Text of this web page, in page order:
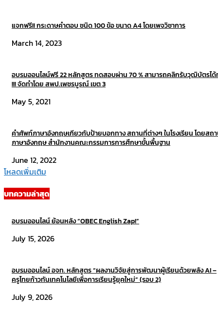
แจกฟรี!! กระดาษคำตอบ ชนิด 100 ข้อ ขนาด A4 โดยเพจวิชาการ
March 14, 2023
อบรมออนไลน์ฟรี 22 หลักสูตร ทดสอบผ่าน 70 % สามารถคลิกรับวุฒิบัตรไ
!!! จัดทำโดย สพป.เพชรบูรณ์ เขต 3
May 5, 2021
คำศัพท์ภาษาอังกฤษเกียวกับป้ายบอกทาง สถานที่ต่างๆ ในโรงเรียน โดยสถ
ภาษาอังกฤษ สำนักงานคณะกรรมการการศึกษาขั้นพื้นฐาน
June 12, 2022
โหลดเพิ่มเติม
บทความล่าสุด
อบรมออนไลน์ ย้อนหลัง “OBEC English Zap!”
July 15, 2026
อบรมออนไลน์ อจท. หลักสูตร “ผลงานวิจัยสู่การพัฒนาผู้เรียนด้วยพลัง AI –
ครูไทยก้าวทันเทคโนโลยีเพื่อการเรียนรู้ยุคใหม่” (รอบ 2)
July 9, 2026